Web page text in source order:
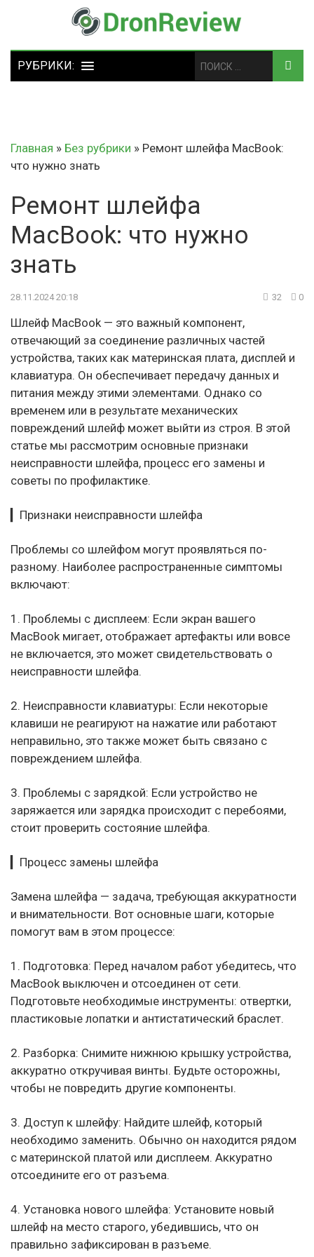
Главная » Без рубрики » Ремонт шлейфа MacBook:
что нужно знать
Ремонт шлейфа
MacBook: что нужно
знать
28.11.2024 20:18 32 0
Шлейф MacBook — это важный компонент,
отвечающий за соединение различных частей
устройства, таких как материнская плата, дисплей и
клавиатура. Он обеспечивает передачу данных и
питания между этими элементами. Однако со
временем или в результате механических
повреждений шлейф может выйти из строя. В этой
статье мы рассмотрим основные признаки
неисправности шлейфа, процесс его замены и
советы по профилактике.
▎Признаки неисправности шлейфа
Проблемы со шлейфом могут проявляться по-
разному. Наиболее распространенные симптомы
включают:
1. Проблемы с дисплеем: Если экран вашего
MacBook мигает, отображает артефакты или вовсе
не включается, это может свидетельствовать о
неисправности шлейфа.
2. Неисправности клавиатуры: Если некоторые
клавиши не реагируют на нажатие или работают
неправильно, это также может быть связано с
повреждением шлейфа.
3. Проблемы с зарядкой: Если устройство не
заряжается или зарядка происходит с перебоями,
стоит проверить состояние шлейфа.
▎Процесс замены шлейфа
Замена шлейфа — задача, требующая аккуратности
и внимательности. Вот основные шаги, которые
помогут вам в этом процессе:
1. Подготовка: Перед началом работ убедитесь, что
MacBook выключен и отсоединен от сети.
Подготовьте необходимые инструменты: отвертки,
пластиковые лопатки и антистатический браслет.
2. Разборка: Снимите нижнюю крышку устройства,
аккуратно откручивая винты. Будьте осторожны,
чтобы не повредить другие компоненты.
3. Доступ к шлейфу: Найдите шлейф, который
необходимо заменить. Обычно он находится рядом
с материнской платой или дисплеем. Аккуратно
отсоедините его от разъема.
4. Установка нового шлейфа: Установите новый
шлейф на место старого, убедившись, что он
правильно зафиксирован в разъеме.